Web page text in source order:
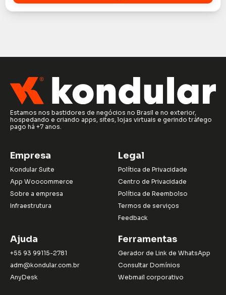
Estamos nos bastidores de negócios no Brasil e no exterior,
hospedando e criando apps, sites, lojas virtuais e gerindo tráfego
pago há +7 anos.
Empresa
Kondular Suite
App Woocommerce
Sobre a empresa
Infraestrutura
Legal
Política de Privacidade
Centro de Privacidade
Política de Reembolso
Termos de serviços
Feedback
Ajuda
+55 93 99115-2781
adm@kondular.com.br
AnyDesk
Ferramentas
Gerador de Link de WhatsApp
Consultar Domínios
Webmail corporativo